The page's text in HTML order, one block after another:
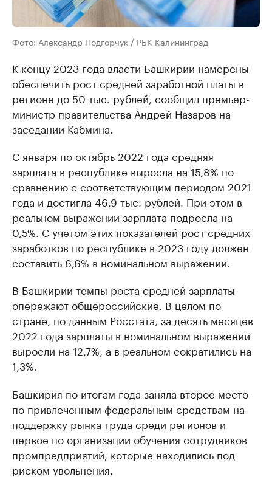
Фото: Александр Подгорчук / РБК Калининград
К концу 2023 года власти Башкирии намерены
обеспечить рост средней заработной платы в
регионе до 50 тыс. рублей, сообщил премьер-
министр правительства Андрей Назаров на
заседании Кабмина.
С января по октябрь 2022 года средняя
зарплата в республике выросла на 15,8% по
сравнению с соответствующим периодом 2021
года и достигла 46,9 тыс. рублей. При этом в
реальном выражении зарплата подросла на
0,5%. С учетом этих показателей рост средних
заработков по республике в 2023 году должен
составить 6,6% в номинальном выражении.
В Башкирии темпы роста средней зарплаты
опережают общероссийские. В целом по
стране, по данным Росстата, за десять месяцев
2022 года зарплаты в номинальном выражении
выросли на 12,7%, а в реальном сократились на
1,3%.
Башкирия по итогам года заняла второе место
по привлеченным федеральным средствам на
поддержку рынка труда среди регионов и
первое по организации обучения сотрудников
промпредприятий, которые находились под
риском увольнения.